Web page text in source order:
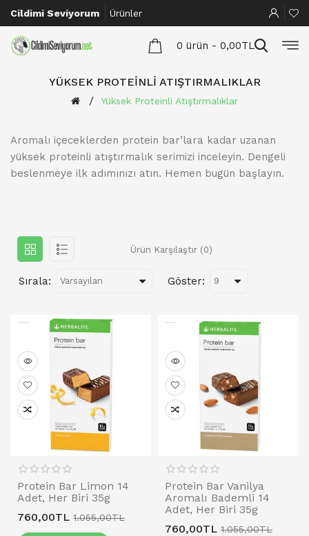
Cildimi Seviyorum Ürünler
0 ürün - 0,00TL
YÜKSEK PROTEINLI ATIŞTIRMALIKLAR
Yüksek Proteinli Atıştırmalıklar
Aromalı içeceklerden protein bar’lara kadar uzanan
yüksek proteinli atıştırmalık serimizi inceleyin. Dengeli
beslenmeye ilk adımınızı atın. Hemen bugün başlayın.
Ürün Karşılaştır (0)
Sırala: Göster:
Protein Bar Limon 14
Adet, Her Biri 35g
760,00TL 1.055,00TL
Protein Bar Vanilya
Aromalı Bademli 14
Adet, Her Biri 35g
760,00TL 1.055,00TL